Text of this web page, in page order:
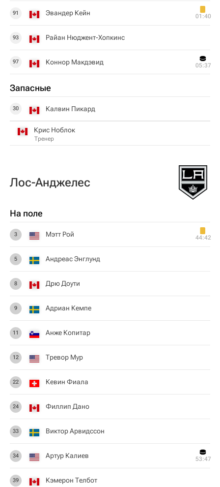
91 Эвандер Кейн 01:40
93 Райан Нюджент-Хопкинс
97 Коннор Макдэвид 05:37
Запасные
30 Калвин Пикард
Крис Ноблок
Тренер
Лос-Анджелес
На поле
3 Мэтт Рой 44:42
5 Андреас Энглунд
8 Дрю Доути
9 Адриан Кемпе
11 Анже Копитар
12 Тревор Мур
22 Кевин Фиала
24 Филлип Дано
33 Виктор Арвидссон
34 Артур Калиев 53:47
39 Кэмерон Телбот